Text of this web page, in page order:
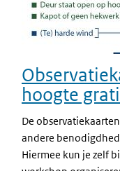
hoogte
De
andere
Hiermee kun je zelf